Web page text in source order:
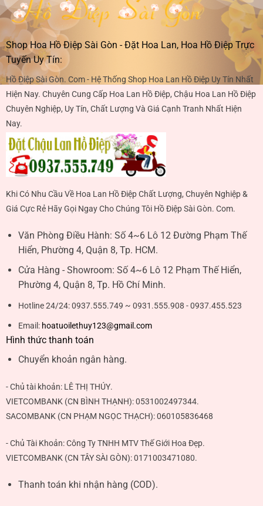
Shop Hoa Hồ Điệp Sài Gòn - Đặt Hoa Lan, Hoa Hồ Điệp Trực
Tuyến Uy Tín:
Hồ Điệp Sài Gòn. Com - Hệ Thống Shop Hoa Lan Hồ Điệp Uy Tín Nhất
Hiện Nay. Chuyên Cung Cấp Hoa Lan Hồ Điệp, Chậu Hoa Lan Hồ Điệp
Chuyên Nghiệp, Uy Tín, Chất Lượng Và Giá Cạnh Tranh Nhất Hiện
Nay.
Khi Có Nhu Cầu Về Hoa Lan Hồ Điệp Chất Lượng, Chuyên Nghiệp &
Giá Cực Rẻ Hãy Gọi Ngay Cho Chúng Tôi Hồ Điệp Sài Gòn. Com.
Văn Phòng Điều Hành: Số 4~6 Lô 12 Đường Phạm Thế
Hiển, Phường 4, Quận 8, Tp. HCM.
Cửa Hàng - Showroom: Số 4~6 Lô 12 Phạm Thế Hiển,
Phường 4, Quận 8, Tp. Hồ Chí Minh.
Hotline 24/24:0937.555.749 ~ 0931.555.908 - 0937.455.523
Email: hoatuoilethuy123@gmail.com
Hình thức thanh toán
Chuyển khoản ngân hàng.
- Chủ tài khoản: LÊ THỊ THÚY.
VIETCOMBANK (CN BÌNH THẠNH):0531002497344.
SACOMBANK (CN PHẠM NGỌC THẠCH):060105836468
- Chủ Tài Khoản: Công Ty TNHH MTV Thế Giới Hoa Đẹp.
VIETCOMBANK (CN TÂY SÀI GÒN):0171003471080.
Thanh toán khi nhận hàng (COD).